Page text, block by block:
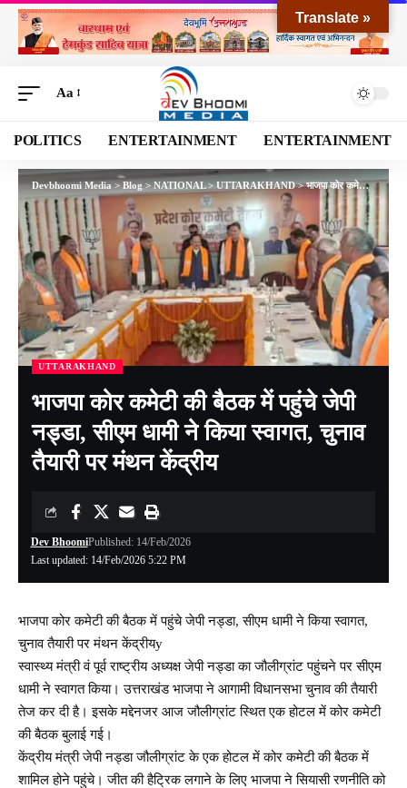
Aa
POLITICS ENTERTAINMENT ENTERTAINMENT
Devbhoomi Media>Blog>NATIONAL>UTTARAKHAND>भाजपा कोर कमेटी की बैठक में पहुंचे जेपी नड्डा, सीएम धामी ने किया स्वागत, चुनाव तैयारी पर मंथन केंद्रीय
UTTARAKHAND
भाजपा कोर कमेटी की बैठक में पहुंचे जेपी
नड्डा, सीएम धामी ने किया स्वागत, चुनाव
तैयारी पर मंथन केंद्रीय
Last updated: 14/Feb/2026 5:22 PM
Dev BhoomiPublished: 14/Feb/2026
भाजपा कोर कमेटी की बैठक में पहुंचे जेपी नड्डा, सीएम धामी ने किया स्वागत,
चुनाव तैयारी पर मंथन केंद्रीयy
स्वास्थ्य मंत्री वं पूर्व राष्ट्रीय अध्यक्ष जेपी नड्डा का जौलीग्रांट पहुंचने पर सीएम
धामी ने स्वागत किया। उत्तराखंड भाजपा ने आगामी विधानसभा चुनाव की तैयारी
तेज कर दी है। इसके मद्देनजर आज जौलीग्रांट स्थित एक होटल में कोर कमेटी
की बैठक बुलाई गई।
केंद्रीय मंत्री जेपी नड्डा जौलीग्रांट के एक होटल में कोर कमेटी की बैठक में
शामिल होने पहुंचे। जीत की हैट्रिक लगाने के लिए भाजपा ने सियासी रणनीति को
Translate »